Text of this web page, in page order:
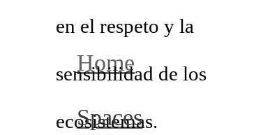
Home
Spaces
en el respeto y la
sensibilidad de los
ecosistemas.